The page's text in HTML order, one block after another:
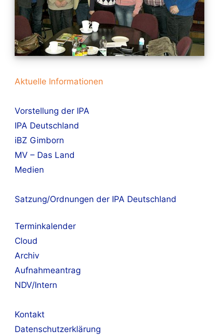
Aktuelle Informationen
Vorstellung der IPA
IPA Deutschland
iBZ Gimborn
MV – Das Land
Medien
Satzung/Ordnungen der IPA Deutschland
Terminkalender
Cloud
Archiv
Aufnahmeantrag
NDV/Intern
Kontakt
Datenschutzerklärung